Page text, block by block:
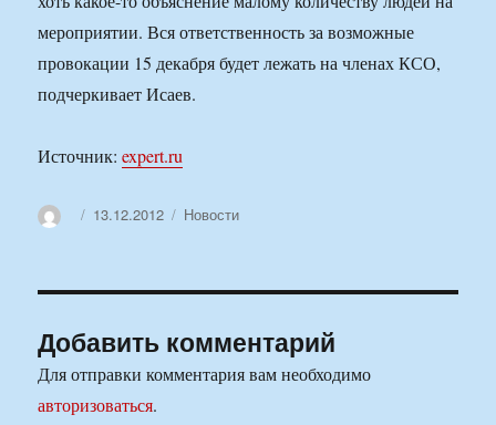
мероприятии. Вся ответственность за возможные
провокации 15 декабря будет лежать на членах КСО,
подчеркивает Исаев.
Источник:expert.ru
АвторОпубликовано
13.12.2012 Рубрики
Новости
Добавить комментарий
Для отправки комментария вам необходимо
авторизоваться.